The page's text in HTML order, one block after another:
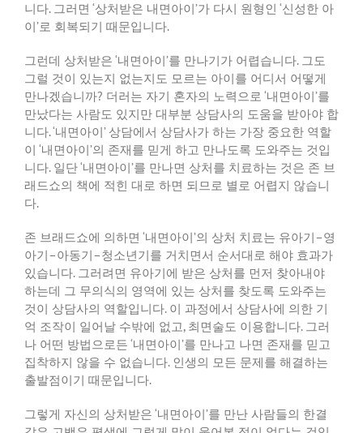
니다. 그러면 ‘상처받은 내면아이’가 다시 원형인 ‘신성한 아
이’로 회복되기 때문입니다.
그런데 상처받은 ‘내면아이’를 만나기가 어렵습니다. 그도
그럴 것이 있는지 없는지도 모르는 아이를 어디서 어떻게
만나겠습니까? 더러는 자기 혼자의 노력으로 ‘내면아이’를
만났다는 사람도 있지만 대부분 상담사의 도움을 받아야 합
니다. ‘내면아이’ 상담에서 상담사가 하는 가장 중요한 역할
이 ‘내면아이’의 존재를 믿게 하고 만나도록 도와주는 것입
니다. 일단‘내면아이’를 만나면 상처를 치료하는 것은 존 브
래드쇼의 책에 적힌 대로 하면 되므로 별로 어렵지 않습니
다.
존 브래드쇼에 의하면 ‘내면아이’의 상처 치료는 유아기–영
아기–아동기–청소년기를 거치면서 순서대로 해야 효과가
있습니다. 그러려면 유아기에 받은 상처를 먼저 찾아내야
하는데 그 무의식의 영역에 있는 상처를 찾도록 도와주는
것이 상담사의 역할입니다. 이 과정에서 상담사에 의한 기
억 조작이 일어날 수밖에 없고, 최면술도 이용합니다. 그러
나 어떤 방법으로든 ‘내면아이’를 만나고 나면 존재를 믿고
집착하지 않을 수 없습니다. 인생의 모든 문제를 해결하는
출발점이기 때문입니다.
그렇게 자신의 상처받은 ‘내면아이’를 만난 사람들의 한결